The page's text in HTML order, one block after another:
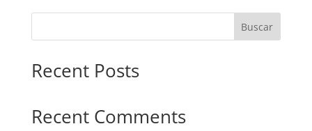
Buscar
Recent Posts
Recent Comments